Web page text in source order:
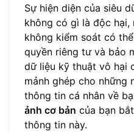
Sự hiện diện của siêu
không có gì là độc hại,
không kiểm soát có
quyền riêng tư và bảo
dữ liệu kỹ thuật vô hại
mảnh ghép cho những
thông tin cá nhân về
ảnh cơ bản của bạn
thông tin này.